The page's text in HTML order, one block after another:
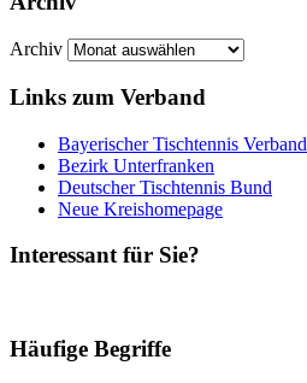
Archiv
Links zum Verband
Bayerischer Tischtennis Verband
Bezirk Unterfranken
Deutscher Tischtennis Bund
Neue Kreishomepage
Interessant für Sie?
Häufige Begriffe